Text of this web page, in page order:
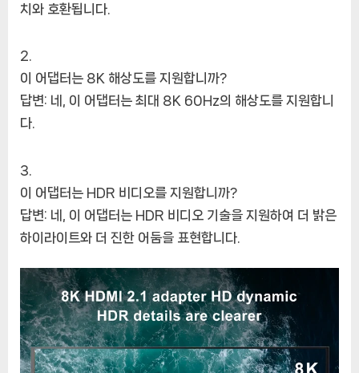
치와 호환됩니다.
이 어댑터는 8K 해상도를 지원합니까?
답변: 네, 이 어댑터는 최대 8K 60Hz의 해상도를 지원합니
다.
이 어댑터는 HDR 비디오를 지원합니까?
답변: 네, 이 어댑터는 HDR 비디오 기술을 지원하여 더 밝은
하이라이트와 더 진한 어둠을 표현합니다.